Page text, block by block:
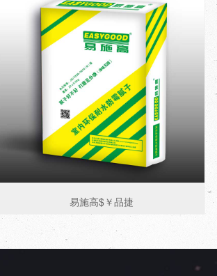
易施高$￥品捷